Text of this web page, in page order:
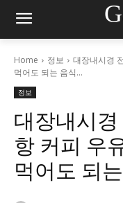
Home 정보
대장내시경
먹어도 되는 음식...
정보
대장내시
항 커피 우
먹어도 되